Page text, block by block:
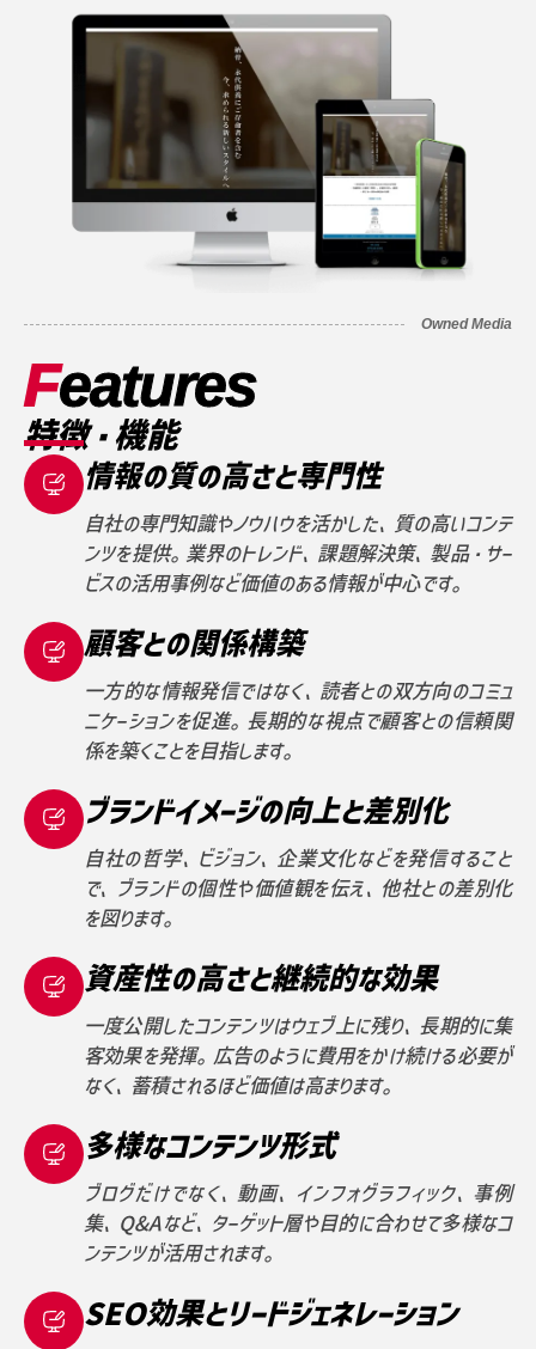
Owned Media
Features
特徴・機能
情報の質の高さと専門性
自社の専門知識やノウハウを活かした、質の高いコンテ
ンツを提供。業界のトレンド、課題解決策、製品・サー
ビスの活用事例など価値のある情報が中心です。
顧客との関係構築
一方的な情報発信ではなく、読者との双方向のコミュ
ニケーションを促進。長期的な視点で顧客との信頼関
係を築くことを目指します。
ブランドイメージの向上と差別化
自社の哲学、ビジョン、企業文化などを発信すること
で、ブランドの個性や価値観を伝え、他社との差別化
を図ります。
資産性の高さと継続的な効果
一度公開したコンテンツはウェブ上に残り、長期的に集
客効果を発揮。広告のように費用をかけ続ける必要が
なく、蓄積されるほど価値は高まります。
多様なコンテンツ形式
ブログだけでなく、動画、インフォグラフィック、事例
集、Q&Aなど、ターゲット層や目的に合わせて多様なコ
ンテンツが活用されます。
SEO効果とリードジェネレーション